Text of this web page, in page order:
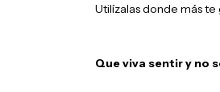
Utilízalas donde más
Que viva sentir y no